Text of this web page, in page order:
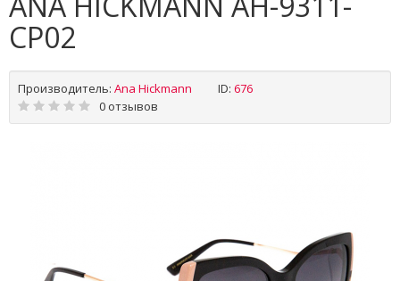
CP02
Производитель: Ana Hickmann ID: 676
0 отзывов